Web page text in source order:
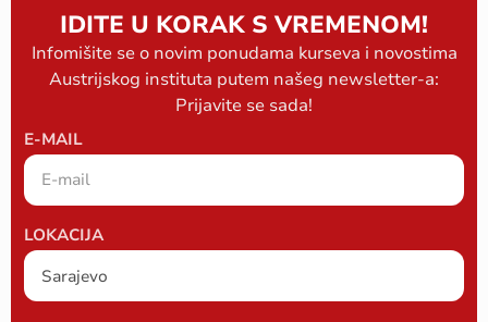
IDITE U KORAK S VREMENOM!
Infomišite se o novim ponudama kurseva i novostima
Austrijskog instituta putem našeg newsletter-a:
Prijavite se sada!
E-MAIL
LOKACIJA